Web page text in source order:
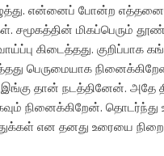
என்னைப் போன்ற
சமூகத்தின் மிகப்பெரும்
கிடைத்தது. குறிப்பாக
பெருமையாக
இங்கு தான் நடத்தினேன். அதே
நினைக்கிறேன்.
என தனது உரையை